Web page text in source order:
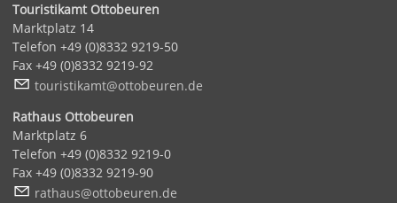
Touristikamt Ottobeuren
Marktplatz 14
Telefon +49 (0)8332 9219-50
Fax +49 (0)8332 9219-92
t
r st k mt tt b r n d
Rathaus Ottobeuren
Marktplatz 6
Telefon +49 (0)8332 9219-0
Fax +49 (0)8332 9219-90
r th s tt b r n d